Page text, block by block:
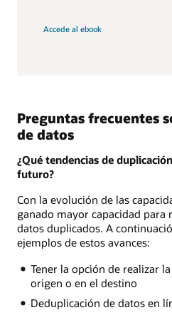
Accede al ebook
Preguntas frecuentes
de datos
¿Qué tendencias de
futuro?
Con la evolución de las
ganado mayor capacidad para
datos duplicados. A
ejemplos de estos avances:
Tener la opción de realizar
origen o en el destino
Deduplicación de datos en